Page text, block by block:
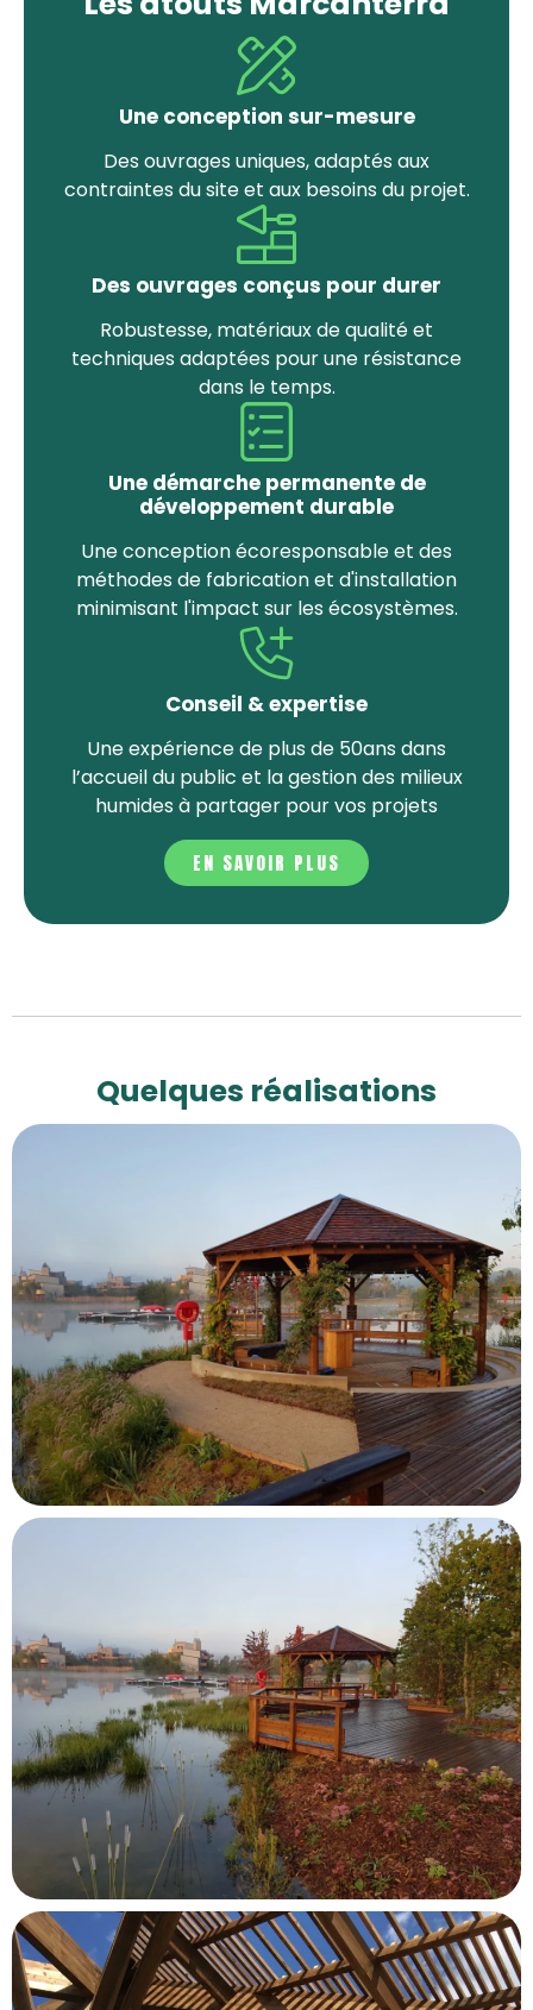
Une conception sur-mesure
Des ouvrages uniques, adaptés aux
contraintes du site et aux besoins du projet.
Des ouvrages conçus pour durer
Robustesse, matériaux de qualité et
techniques adaptées pour une résistance
dans le temps.
Une démarche permanente de
développement durable
Une conception écoresponsable et des
méthodes de fabrication et d'installation
minimisant l'impact sur les écosystèmes.
Conseil & expertise
Une expérience de plus de 50ans dans
l’accueil du public et la gestion des milieux
humides à partager pour vos projets
EN SAVOIR PLUS
Quelques réalisations